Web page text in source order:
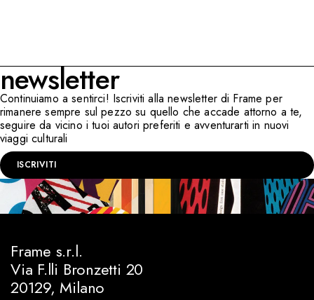
newsletter
Continuiamo a sentirci! Iscriviti alla newsletter di Frame per
rimanere sempre sul pezzo su quello che accade attorno a te,
seguire da vicino i tuoi autori preferiti e avventurarti in nuovi
viaggi culturali
ISCRIVITI
Frame s.r.l.
Via F.lli Bronzetti 20
20129, Milano